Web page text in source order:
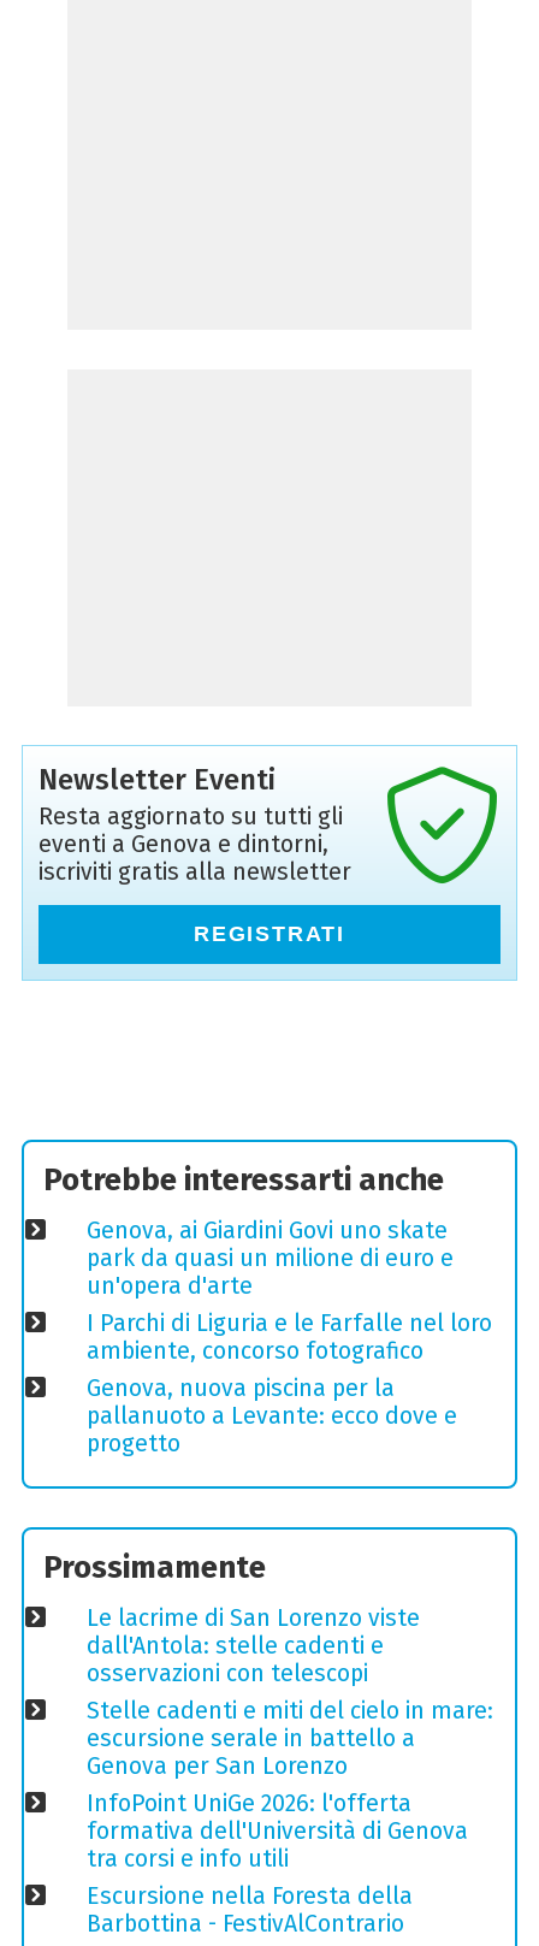
Newsletter Eventi
Resta aggiornato su tutti gli
eventi a Genova e dintorni,
iscriviti gratis alla newsletter
REGISTRATI
Potrebbe interessarti anche
Genova, ai Giardini Govi uno skate
park da quasi un milione di euro e
un'opera d'arte
I Parchi di Liguria e le Farfalle nel loro
ambiente, concorso fotografico
Genova, nuova piscina per la
pallanuoto a Levante: ecco dove e
progetto
Prossimamente
Le lacrime di San Lorenzo viste
dall'Antola: stelle cadenti e
osservazioni con telescopi
Stelle cadenti e miti del cielo in mare:
escursione serale in battello a
Genova per San Lorenzo
InfoPoint UniGe 2026: l'offerta
formativa dell'Università di Genova
tra corsi e info utili
Escursione nella Foresta della
Barbottina - FestivAlContrario